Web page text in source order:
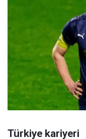
Türkiye kariyeri